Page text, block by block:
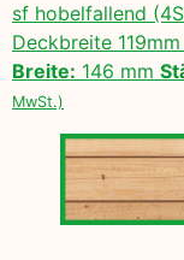
sf hobelfallend
Deckbreite
Breite: 146 mm
MwSt.)